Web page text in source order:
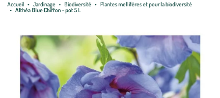
Accueil Jardinage Biodiversité
Plantes mellifères et pour la biodiversité
Althéa Blue Chiffon - pot 5 L